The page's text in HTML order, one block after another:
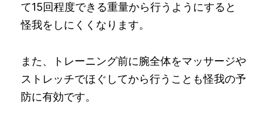
て15回程度できる重量から行うようにすると
怪我をしにくくなります。
また、トレーニング前に腕全体をマッサージや
ストレッチでほぐしてから行うことも怪我の予
防に有効です。